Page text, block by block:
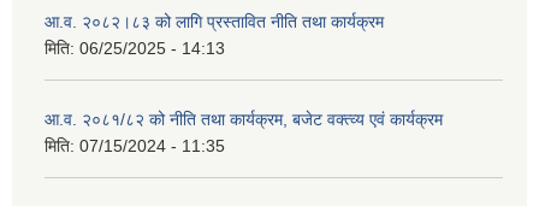
आ.व. २०८२।८३ को लागि प्रस्तावित नीति तथा कार्यक्रम
मिति: 06/25/2025 - 14:13
आ.व. २०८१/८२ को नीति तथा कार्यक्रम, बजेट वक्त्व्य एवं कार्यक्रम
मिति: 07/15/2024 - 11:35